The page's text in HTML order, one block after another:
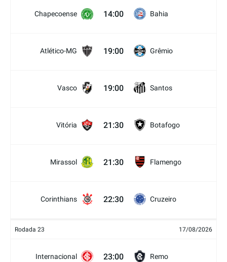
Chapecoense 14:00 Bahia
Atlético-MG 19:00 Grêmio
Vasco 19:00 Santos
Vitória 21:30 Botafogo
Mirassol 21:30 Flamengo
Corinthians 22:30 Cruzeiro
Rodada 23 17/08/2026
Internacional 23:00 Remo